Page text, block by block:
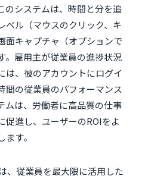
のシステムは、時間と分を追
ベル（マウスのクリック、キ
面キャプチャ（オプションで
。雇用主が従業員の進捗状況
は、彼のアカウントにログイ
間の従業員のパフォーマンス
ムは、労働者に高品質の仕事
促進し、ユーザーのROIをよ
す。
従業員を最大限に活用した